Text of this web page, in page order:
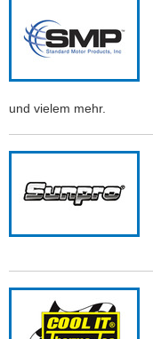
und vielem mehr.